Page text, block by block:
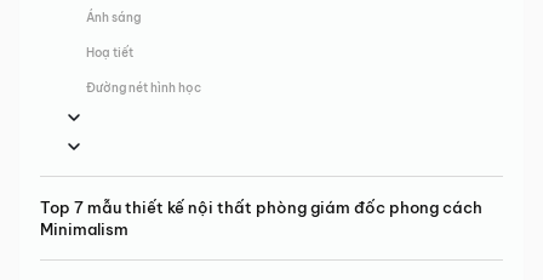
Ánh sáng
Hoạ tiết
Đường nét hình học
Top 7 mẫu thiết kế nội thất phòng giám đốc phong cách
Minimalism